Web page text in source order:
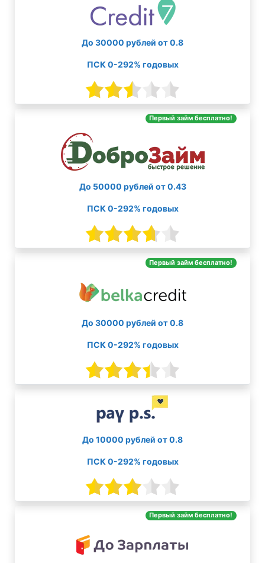
До 30000 рублей от 0.8
ПСК 0-292% годовых
Первый займ бесплатно!
До 50000 рублей от 0.43
ПСК 0-292% годовых
Первый займ бесплатно!
До 30000 рублей от 0.8
ПСК 0-292% годовых
До 10000 рублей от 0.8
ПСК 0-292% годовых
Первый займ бесплатно!